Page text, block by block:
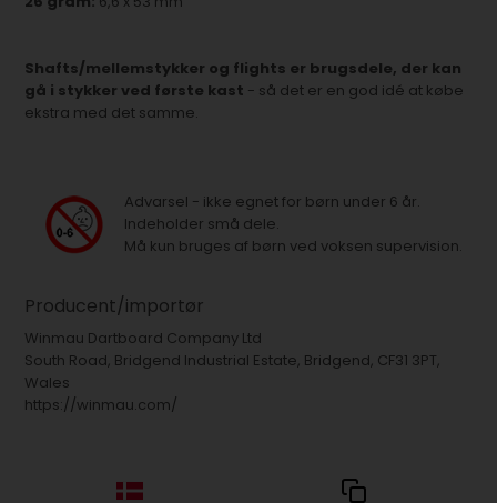
Shafts/mellemstykker og flights er brugsdele, der kan
gå i stykker ved første kast - så det er en god idé at købe
ekstra med det samme.
Advarsel - ikke egnet for børn under 6 år.
Indeholder små dele.
Må kun bruges af børn ved voksen supervision.
Producent/importør
Winmau Dartboard Company Ltd
South Road, Bridgend Industrial Estate, Bridgend, CF31 3PT,
Wales
https://winmau.com/